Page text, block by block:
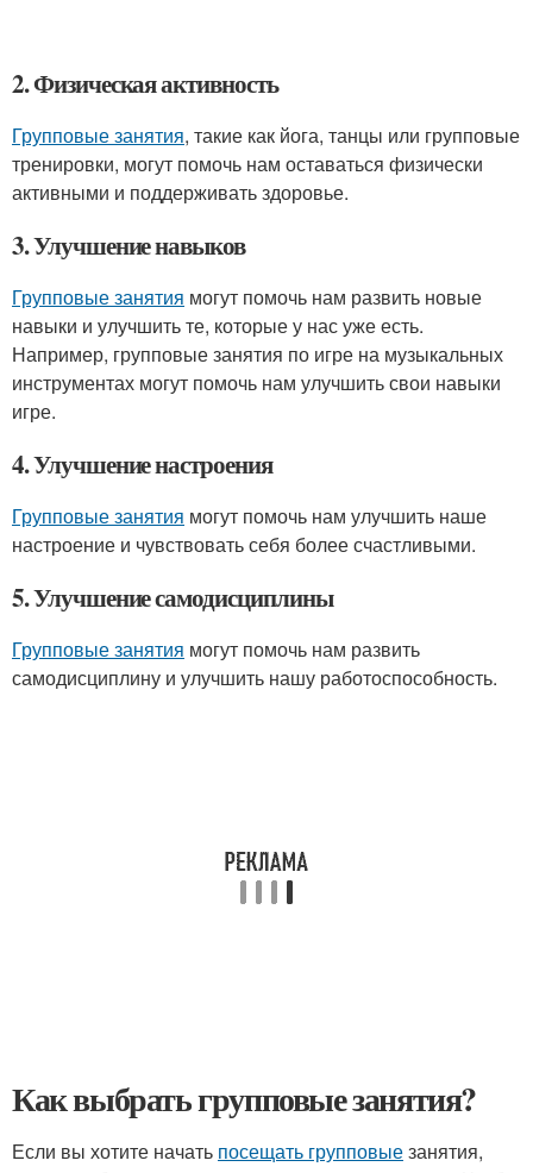
2. Физическая активность
Групповые занятия, такие как йога, танцы или групповые
тренировки, могут помочь нам оставаться физически
активными и поддерживать здоровье.
3. Улучшение навыков
Групповые занятия могут помочь нам развить новые
навыки и улучшить те, которые у нас уже есть.
Например, групповые занятия по игре на музыкальных
инструментах могут помочь нам улучшить свои навыки
игре.
4. Улучшение настроения
Групповые занятия могут помочь нам улучшить наше
настроение и чувствовать себя более счастливыми.
5. Улучшение самодисциплины
Групповые занятия могут помочь нам развить
самодисциплину и улучшить нашу работоспособность.
Как выбрать групповые занятия?
Если вы хотите начать посещать групповыезанятия,